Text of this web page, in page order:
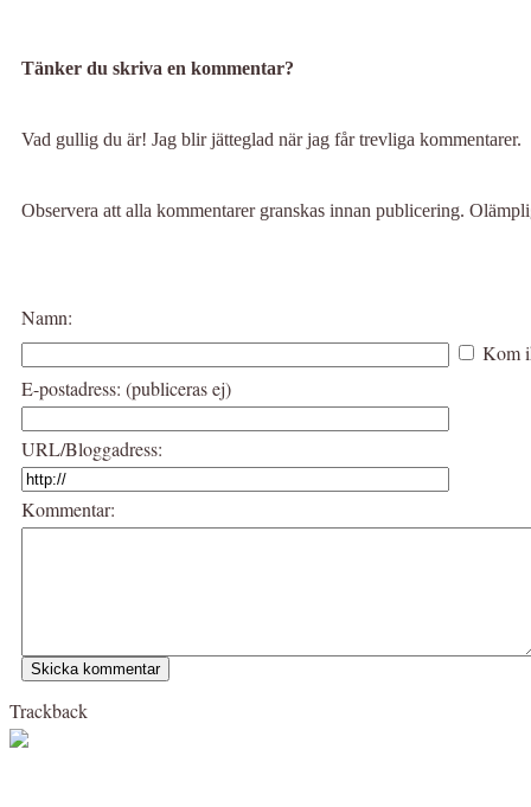
Tänker du skriva en kommentar?
Vad gullig du är! Jag blir jätteglad när jag får trevliga kommentarer.
Observera att alla kommentarer granskas innan publicering.
Namn:
Kom
E-postadress: (publiceras ej)
URL/Bloggadress:
Kommentar:
Trackback